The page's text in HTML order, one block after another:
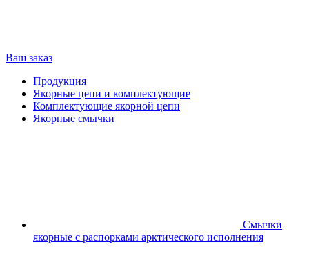
Ваш заказ
Продукция
Якорные цепи и комплектующие
Комплектующие якорной цепи
Якорные смычки
Смычки
якорные с распорками арктического исполнения